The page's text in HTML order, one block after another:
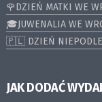
🌹DZIEŃ MATKI WE
🎓JUWENALIA WE
🇵🇱 DZIEŃ
JAK DODAĆ